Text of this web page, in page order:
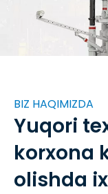
BIZ HAQIMIZDA
Yuqori
korxona
olishda